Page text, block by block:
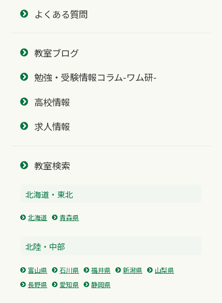
よくある質問
教室ブログ
勉強・受験情報コラム-ワム研-
高校情報
求人情報
教室検索
北海道・東北
北海道 青森県
北陸・中部
富山県 石川県 福井県 新潟県
山梨県
長野県
愛知県 静岡県